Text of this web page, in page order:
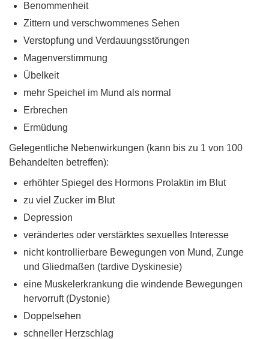
Benommenheit
Zittern und verschwommenes Sehen
Verstopfung und Verdauungsstörungen
Magenverstimmung
Übelkeit
mehr Speichel im Mund als normal
Erbrechen
Ermüdung
Gelegentliche Nebenwirkungen (kann bis zu 1 von 100
Behandelten betreffen):
erhöhter Spiegel des Hormons Prolaktin im Blut
zu viel Zucker im Blut
Depression
verändertes oder verstärktes sexuelles Interesse
nicht kontrollierbare Bewegungen von Mund, Zunge
und Gliedmaßen (tardive Dyskinesie)
eine Muskelerkrankung die windende Bewegungen
hervorruft (Dystonie)
Doppelsehen
schneller Herzschlag